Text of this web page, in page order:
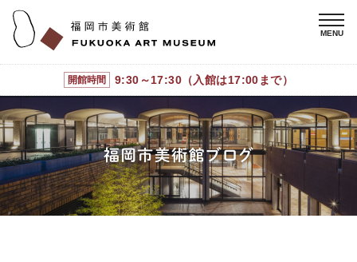
開館時間 9:30～17:30（入館は17:00まで）